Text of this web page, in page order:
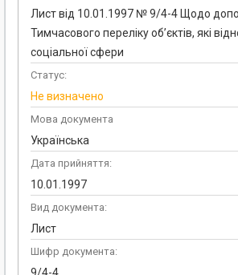
Лист від 10.01.1997 № 9/4-4 Щодо
Тимчасового переліку об’єктів, які
соціальної сфери
Статус:
Не визначено
Мова документа
Українська
Дата прийняття:
10.01.1997
Вид документа:
Лист
Шифр документа: